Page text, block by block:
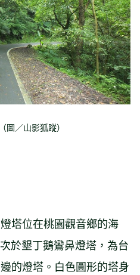
圖／山影狐蹤）
塔位在桃園觀音鄉的海
於墾丁鵝鸞鼻燈塔，為台
的燈塔。白色圓形的塔身